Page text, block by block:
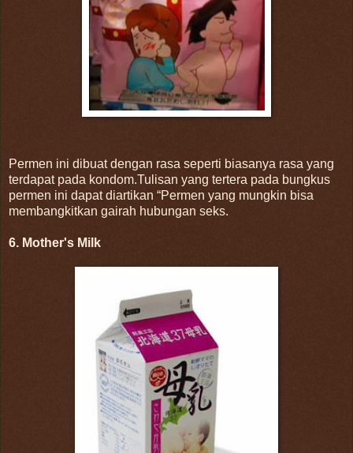
Permen ini dibuat dengan rasa seperti biasanya rasa yang
terdapat pada kondom.Tulisan yang tertera pada bungkus
permen ini dapat diartikan “Permen yang mungkin bisa
membangkitkan gairah hubungan seks.
6. Mother's Milk